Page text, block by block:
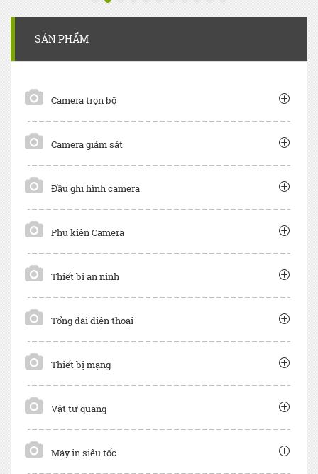
SẢN PHẨM
Camera trọn bộ
Camera giám sát
Đầu ghi hình camera
Phụ kiện Camera
Thiết bị an ninh
Tổng đài điện thoại
Thiết bị mạng
Vật tư quang
Máy in siêu tốc